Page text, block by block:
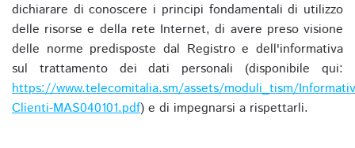
dichiarare di conoscere i principi fondamentali di utilizzo
delle risorse e della rete Internet, di avere preso visione
delle norme predisposte dal Registro e dell'informativa
sul trattamento dei dati personali (disponibile qui:
https://www.telecomitalia.sm/assets/moduli_tism/
Clienti-MAS040101.pdf) e di impegnarsi a rispettarli.